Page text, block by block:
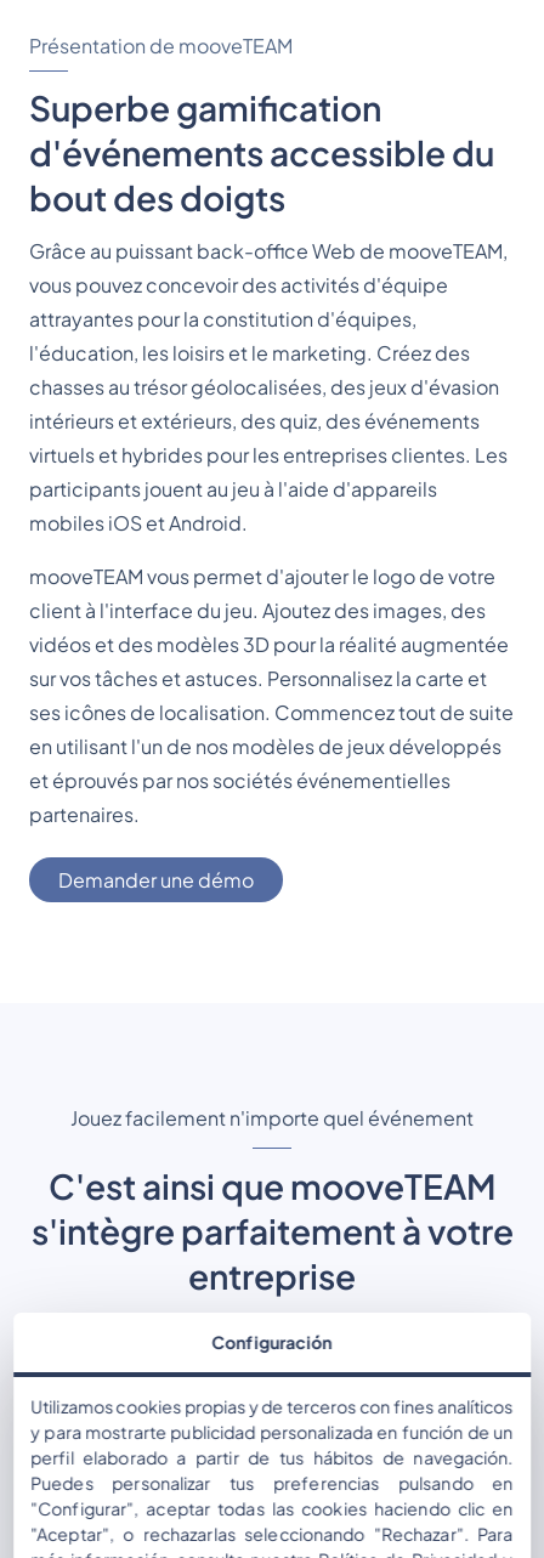
Présentation de mooveTEAM
Superbe gamification
d'événements accessible du
bout des doigts
Grâce au puissant back-office Web de mooveTEAM,
vous pouvez concevoir des activités d'équipe
attrayantes pour la constitution d'équipes,
l'éducation, les loisirs et le marketing. Créez des
chasses au trésor géolocalisées, des jeux d'évasion
intérieurs et extérieurs, des quiz, des événements
virtuels et hybrides pour les entreprises clientes. Les
participants jouent au jeu à l'aide d'appareils
mobiles iOS et Android.
mooveTEAM vous permet d'ajouter le logo de votre
client à l'interface du jeu. Ajoutez des images, des
vidéos et des modèles 3D pour la réalité augmentée
sur vos tâches et astuces. Personnalisez la carte et
ses icônes de localisation. Commencez tout de suite
en utilisant l'un de nos modèles de jeux développés
et éprouvés par nos sociétés événementielles
partenaires.
Demander une démo
Jouez facilement n'importe quel événement
C'est ainsi que mooveTEAM
s'intègre parfaitement à votre
entreprise
Concevez vos activités gamifiées sur
notre Back-office web
Au Back-office, vous disposez de tous les outils
nécessaires pour créer et gérer des activités
Configuración
Utilizamos cookies propias y de terceros con fines analíticos
y para mostrarte publicidad personalizada en función de un
perfil elaborado a partir de tus hábitos de navegación.
Puedes personalizar tus preferencias pulsando en
"Configurar", aceptar todas las cookies haciendo clic en
"Aceptar", o rechazarlas seleccionando "Rechazar". Para